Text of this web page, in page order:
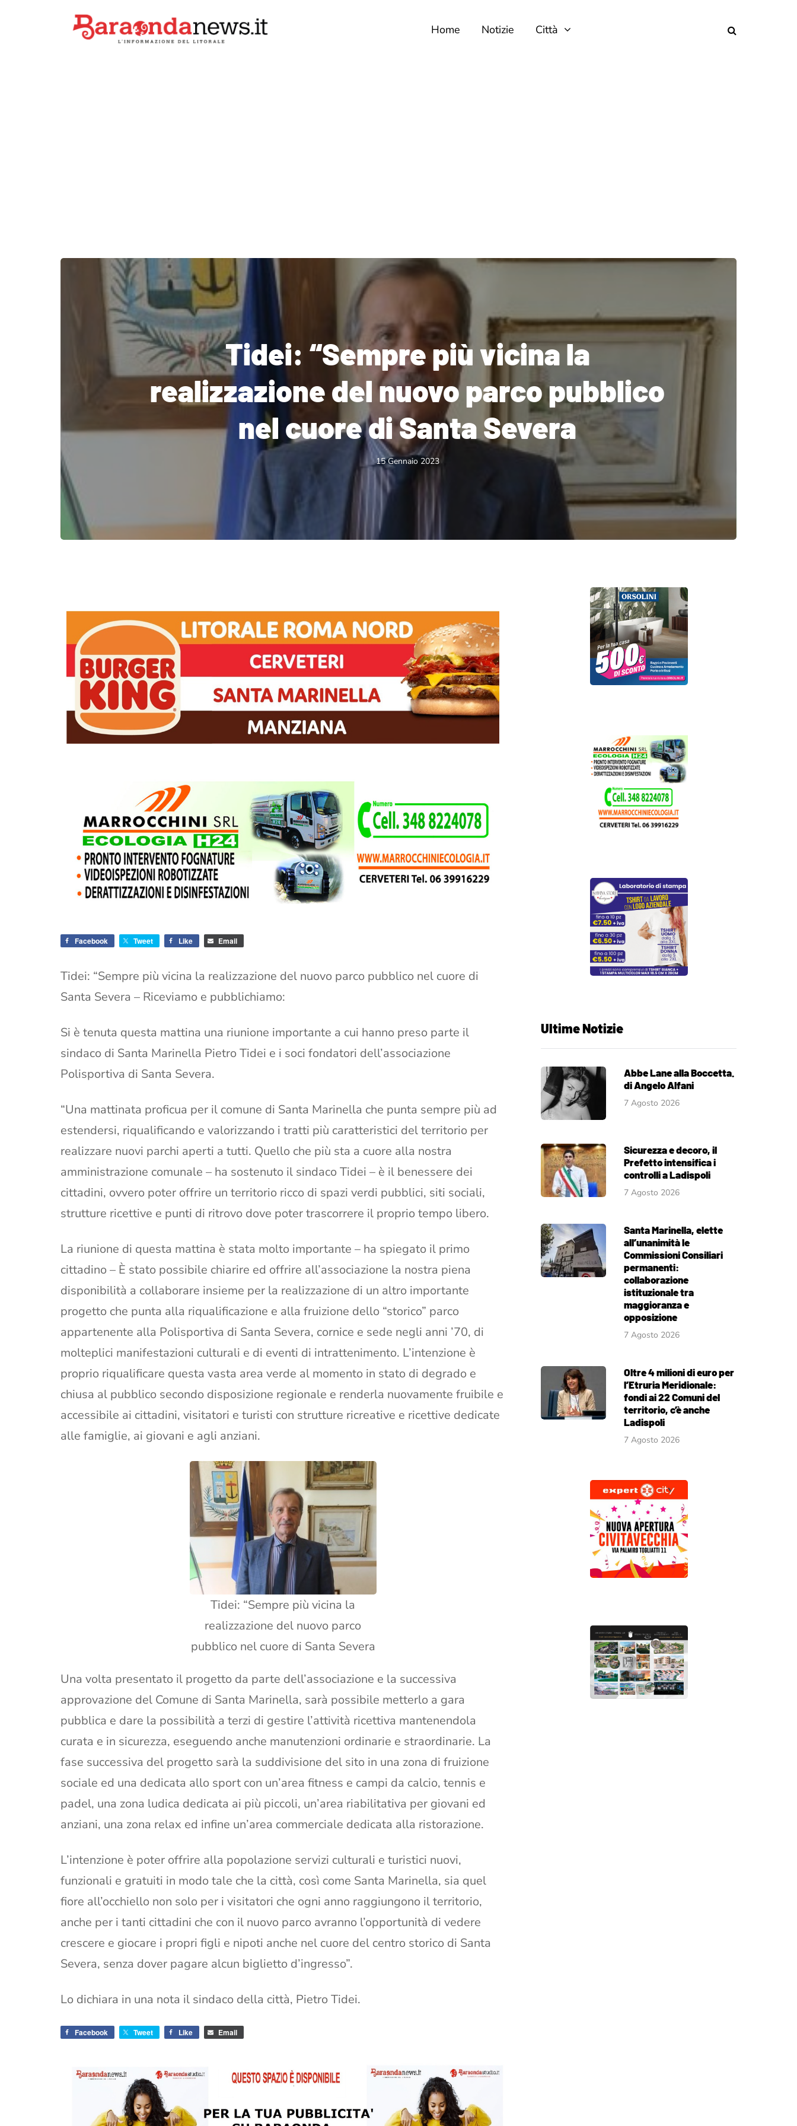
Home Notizie Città
Tidei: “Sempre più vicina la
realizzazione del nuovo parco pubblico
nel cuore di Santa Severa
15 Gennaio 2023
Facebook Tweet Like Email
Tidei: “Sempre più vicina la realizzazione del nuovo parco pubblico nel cuore di
Santa Severa – Riceviamo e pubblichiamo:
Si è tenuta questa mattina una riunione importante a cui hanno preso parte il
sindaco di Santa Marinella Pietro Tidei e i soci fondatori dell’associazione
Polisportiva di Santa Severa.
“Una mattinata proficua per il comune di Santa Marinella che punta sempre più ad
estendersi, riqualificando e valorizzando i tratti più caratteristici del territorio per
realizzare nuovi parchi aperti a tutti. Quello che più sta a cuore alla nostra
amministrazione comunale – ha sostenuto il sindaco Tidei – è il benessere dei
cittadini, ovvero poter offrire un territorio ricco di spazi verdi pubblici, siti sociali,
strutture ricettive e punti di ritrovo dove poter trascorrere il proprio tempo libero.
La riunione di questa mattina è stata molto importante – ha spiegato il primo
cittadino – È stato possibile chiarire ed offrire all’associazione la nostra piena
disponibilità a collaborare insieme per la realizzazione di un altro importante
progetto che punta alla riqualificazione e alla fruizione dello “storico” parco
appartenente alla Polisportiva di Santa Severa, cornice e sede negli anni ’70, di
molteplici manifestazioni culturali e di eventi di intrattenimento. L’intenzione è
proprio riqualificare questa vasta area verde al momento in stato di degrado e
chiusa al pubblico secondo disposizione regionale e renderla nuovamente fruibile e
accessibile ai cittadini, visitatori e turisti con strutture ricreative e ricettive dedicate
alle famiglie, ai giovani e agli anziani.
Tidei: “Sempre più vicina la
realizzazione del nuovo parco
pubblico nel cuore di Santa Severa
Una volta presentato il progetto da parte dell’associazione e la successiva
approvazione del Comune di Santa Marinella, sarà possibile metterlo a gara
pubblica e dare la possibilità a terzi di gestire l’attività ricettiva mantenendola
curata e in sicurezza, eseguendo anche manutenzioni ordinarie e straordinarie. La
fase successiva del progetto sarà la suddivisione del sito in una zona di fruizione
sociale ed una dedicata allo sport con un’area fitness e campi da calcio, tennis e
padel, una zona ludica dedicata ai più piccoli, un’area riabilitativa per giovani ed
anziani, una zona relax ed infine un’area commerciale dedicata alla ristorazione.
L’intenzione è poter offrire alla popolazione servizi culturali e turistici nuovi,
funzionali e gratuiti in modo tale che la città, così come Santa Marinella, sia quel
fiore all’occhiello non solo per i visitatori che ogni anno raggiungono il territorio,
anche per i tanti cittadini che con il nuovo parco avranno l’opportunità di vedere
crescere e giocare i propri figli e nipoti anche nel cuore del centro storico di Santa
Severa, senza dover pagare alcun biglietto d’ingresso”.
Lo dichiara in una nota il sindaco della città, Pietro Tidei.
Facebook Tweet Like Email
Ultime Notizie
Abbe Lane alla Boccetta.
di Angelo Alfani
7 Agosto 2026
Sicurezza e decoro, il
Prefetto intensifica i
controlli a Ladispoli
7 Agosto 2026
Santa Marinella, elette
all’unanimità le
Commissioni Consiliari
permanenti:
collaborazione
istituzionale tra
maggioranza e
opposizione
7 Agosto 2026
Oltre 4 milioni di euro per
l’Etruria Meridionale:
fondi ai 22 Comuni del
territorio, c’è anche
Ladispoli
7 Agosto 2026